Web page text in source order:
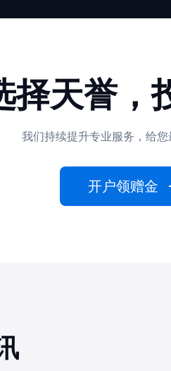
择天誉，
我们持续提升专业服务，给您
开户领赠金